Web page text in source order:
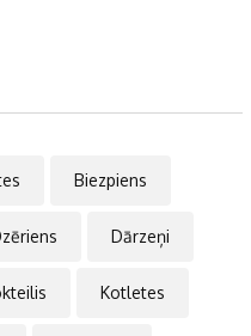
Biezpiens
Dārzeņi
Kotletes